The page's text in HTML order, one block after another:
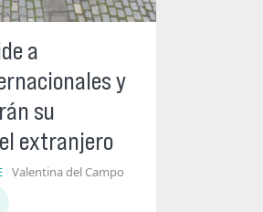
a
y
su
extranjero
Valentina del Campo